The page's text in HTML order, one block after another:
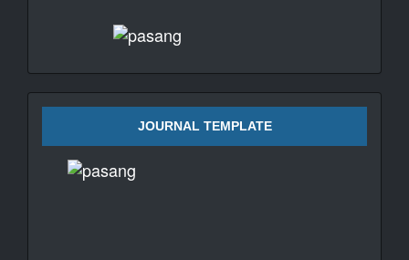
JOURNAL TEMPLATE